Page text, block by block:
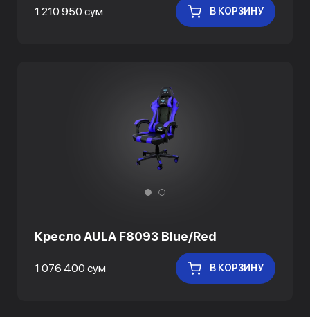
1 210 950 сум В КОРЗИНУ
Кресло AULA F8093 Blue/Red
1 076 400 сум В КОРЗИНУ